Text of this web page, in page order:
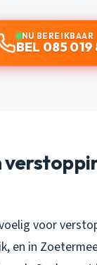
NU BEREIKBAAR
BEL 085
voor
en in